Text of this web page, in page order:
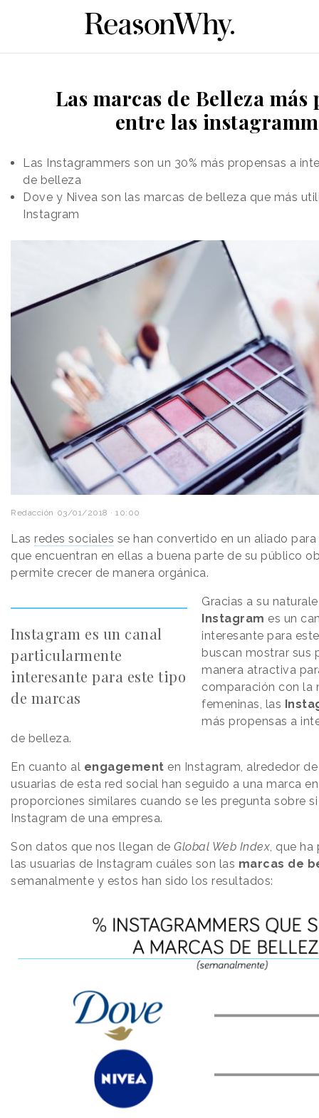
Las marcas de Belleza más
entre las
Las Instagrammers son un 30% más propensas a
de belleza
Dove y Nivea son las marcas de belleza que más
Instagram
Redacción 03/01/2018 · 10:00
Las redes sociales se han convertido en un aliado
que encuentran en ellas a buena parte de su público
permite crecer de manera orgánica.
Instagram es un canal
particularmente
interesante para este tipo
de marcas
Gracias a su
Instagram es un
interesante para
buscan mostrar sus
manera atractiva
comparación con la
femeninas, las
más propensas a
de belleza.
En cuanto al engagement en Instagram, alrededor
usuarias de esta red social han seguido a una marca
proporciones similares cuando se les pregunta sobre
Instagram de una empresa.
Son datos que nos llegan de Global Web Index , que
las usuarias de Instagram cuáles son las marcas de
semanalmente y estos han sido los resultados: